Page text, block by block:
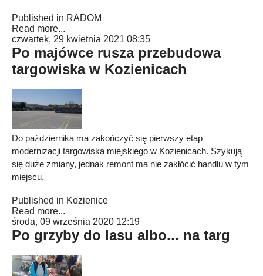
Published in RADOM
Read more...
czwartek, 29 kwietnia 2021 08:35
Po majówce rusza przebudowa
targowiska w Kozienicach
Do października ma zakończyć się pierwszy etap
modernizacji targowiska miejskiego w Kozienicach. Szykują
się duże zmiany, jednak remont ma nie zakłócić handlu w tym
miejscu.
Published in Kozienice
Read more...
środa, 09 września 2020 12:19
Po grzyby do lasu albo... na targ